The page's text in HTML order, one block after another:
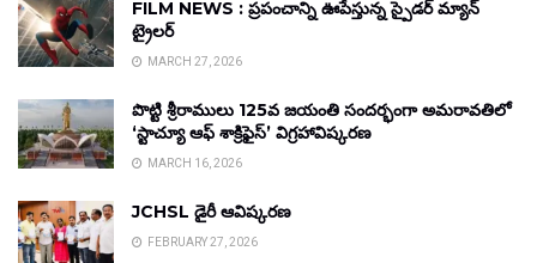
FILM NEWS : ప్రపంచాన్ని ఊపేస్తున్న స్పైడర్ మ్యాన్
ట్రైలర్
MARCH 27, 2026
పొట్టి శ్రీరాములు 125వ జయంతి సందర్భంగా అమరావతిలో
‘స్టాచ్యూ ఆఫ్ శాక్రిఫైస్’ విగ్రహావిష్కరణ
MARCH 16, 2026
JCHSL డైరీ ఆవిష్కరణ
FEBRUARY 27, 2026